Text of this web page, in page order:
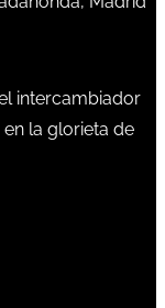
intercambiador
la glorieta de